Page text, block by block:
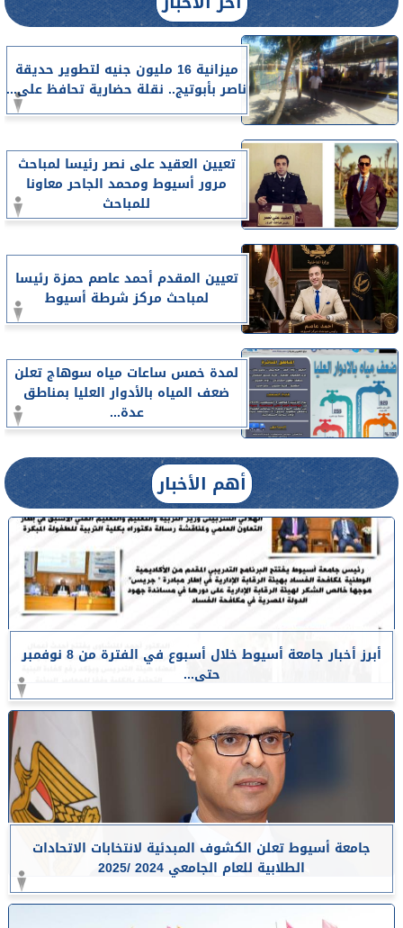
ميزانية 16 مليون جنيه لتطوير حديقة
ناصر بأبوتيج.. نقلة حضارية تحافظ على...
تعيين العقيد على نصر رئيسا لمباحث
مرور أسيوط ومحمد الجاحر معاونا
للمباحث
تعيين المقدم أحمد عاصم حمزة رئيسا
لمباحث مركز شرطة أسيوط
لمدة خمس ساعات مياه سوهاج تعلن
ضعف المياه بالأدوار العليا بمناطق
عدة...
أهم الأخبار
أبرز أخبار جامعة أسيوط خلال أسبوع في الفترة من 8 نوفمبر
حتى...
جامعة أسيوط تعلن الكشوف المبدئية لانتخابات الاتحادات
الطلابية للعام الجامعي 2024 /2025